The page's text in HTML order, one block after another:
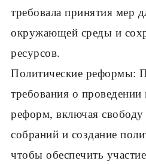
требовала принятия мер
окружающей среды и
ресурсов.
Политические реформы:
требования о проведении
реформ, включая свободу
собраний и создание
чтобы обеспечить